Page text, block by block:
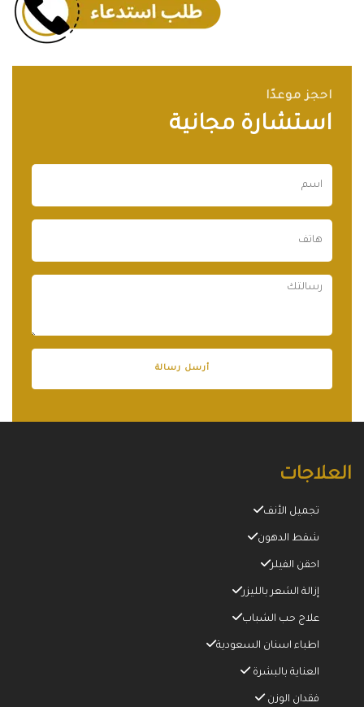
احجز موعدًا
استشارة مجانية
العلاجات
تجميل الأنف
شفط الدهون
احقن الفيلر
إزالة الشعر بالليزر
علاج حب الشباب
اطباء اسنان السعودية
العناية بالبشرة
فقدان الوزن